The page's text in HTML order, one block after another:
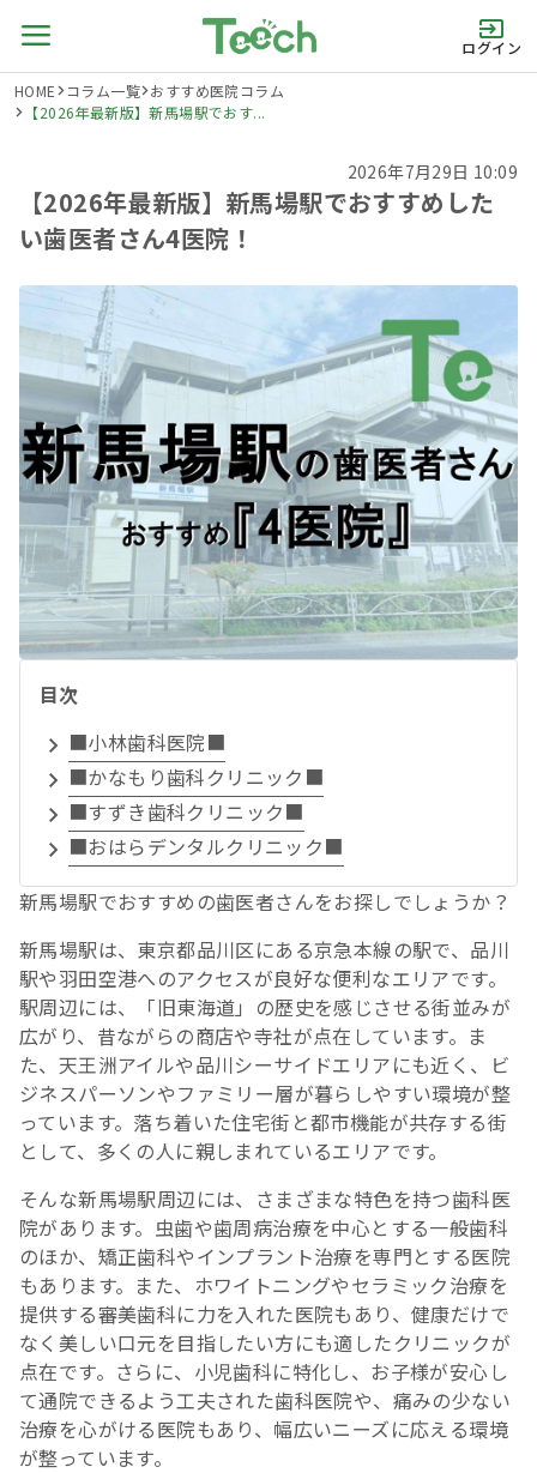
ログイン
HOME コラム一覧 おすすめ医院コラム
【2026年最新版】新馬場駅でおす...
2026年7月29日 10:09
【2026年最新版】新馬場駅でおすすめした
い歯医者さん4医院！
目次
■小林歯科医院■
■かなもり歯科クリニック■
■すずき歯科クリニック■
■おはらデンタルクリニック■
新馬場駅でおすすめの歯医者さんをお探しでしょうか？
新馬場駅は、東京都品川区にある京急本線の駅で、品川
駅や羽田空港へのアクセスが良好な便利なエリアです。
駅周辺には、「旧東海道」の歴史を感じさせる街並みが
広がり、昔ながらの商店や寺社が点在しています。ま
た、天王洲アイルや品川シーサイドエリアにも近く、ビ
ジネスパーソンやファミリー層が暮らしやすい環境が整
っています。落ち着いた住宅街と都市機能が共存する街
として、多くの人に親しまれているエリアです。
そんな新馬場駅周辺には、さまざまな特色を持つ歯科医
院があります。虫歯や歯周病治療を中心とする一般歯科
のほか、矯正歯科やインプラント治療を専門とする医院
もあります。また、ホワイトニングやセラミック治療を
提供する審美歯科に力を入れた医院もあり、健康だけで
なく美しい口元を目指したい方にも適したクリニックが
点在です。さらに、小児歯科に特化し、お子様が安心し
て通院できるよう工夫された歯科医院や、痛みの少ない
治療を心がける医院もあり、幅広いニーズに応える環境
が整っています。